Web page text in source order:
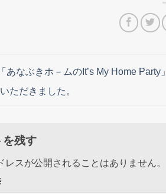
あなぶきホ－ムのIt’s My Home Party」
ただきました。
を残す
レスが公開されることはありません。